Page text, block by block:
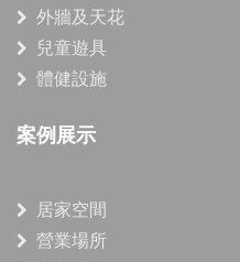
外牆及天花
兒童遊具
體健設施
案例展示
居家空間
營業場所